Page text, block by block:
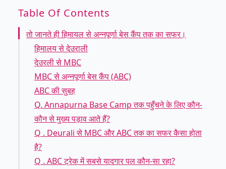
Table Of Contents
तो जानते ही हिमायल से अन्नपूर्णा बेस कैंप तक का सफर।
हिमालय से देउराली
देउरली से MBC
MBC से अन्नपूर्णा बेस कैंप (ABC)
ABC की सुबह
Q. Annapurna Base Camp तक पहुँचने के लिए कौन-
कौन से मुख्य पड़ाव आते हैं?
Q . Deurali से MBC और ABC तक का सफर कैसा होता
है?
Q . ABC ट्रेक में सबसे यादगार पल कौन-सा रहा?